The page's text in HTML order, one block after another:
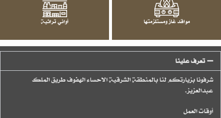
مواقد غاز ومستلزمتها أواني تراثية
تعرف علينا
شرفونا بزيارتكم لنا بالمنطقة الشرقية الاحساء الهفوف طريق الملك
عبدالعزيز.
أوقات العمل